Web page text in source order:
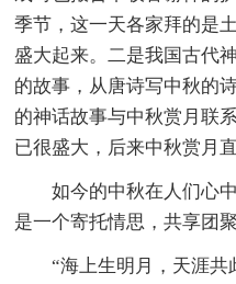
季节，这一天各家拜的是
盛大起来。二是我国古代
的故事，从唐诗写中秋的
的神话故事与中秋赏月联
已很盛大，后来中秋赏月直
如今的中秋在人们心
是一个寄托情思，共享团
“海上生明月，天涯共